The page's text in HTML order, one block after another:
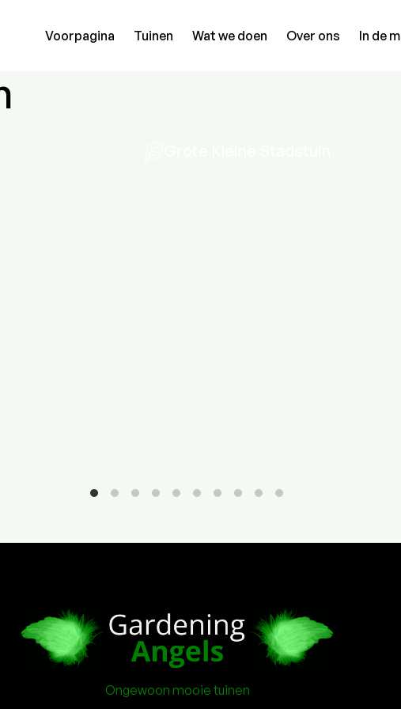
Voorpagina Tuinen Wat we doen Over ons In de
Ongewoon mooie tuinen